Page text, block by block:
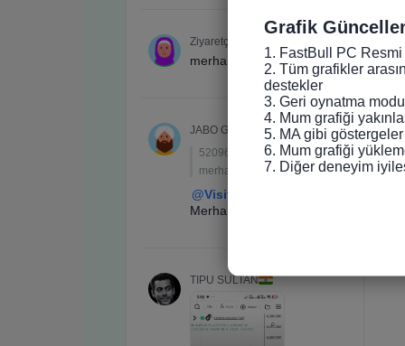
Grafik
1. FastBull PC Resmi
2. Tüm grafikler
destekler
3. Geri oynatma
4. Mum grafiği
5. MA gibi
6. Mum grafiği
7. Diğer deneyim